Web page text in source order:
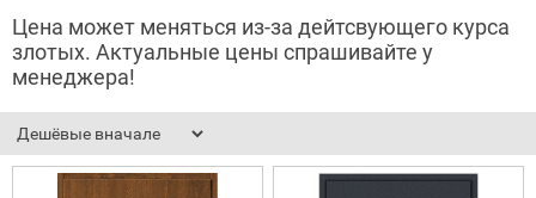
Цена может меняться из-за дейтсвующего курса
злотых. Актуальные цены спрашивайте у
менеджера!
двери (дверь-книжка)